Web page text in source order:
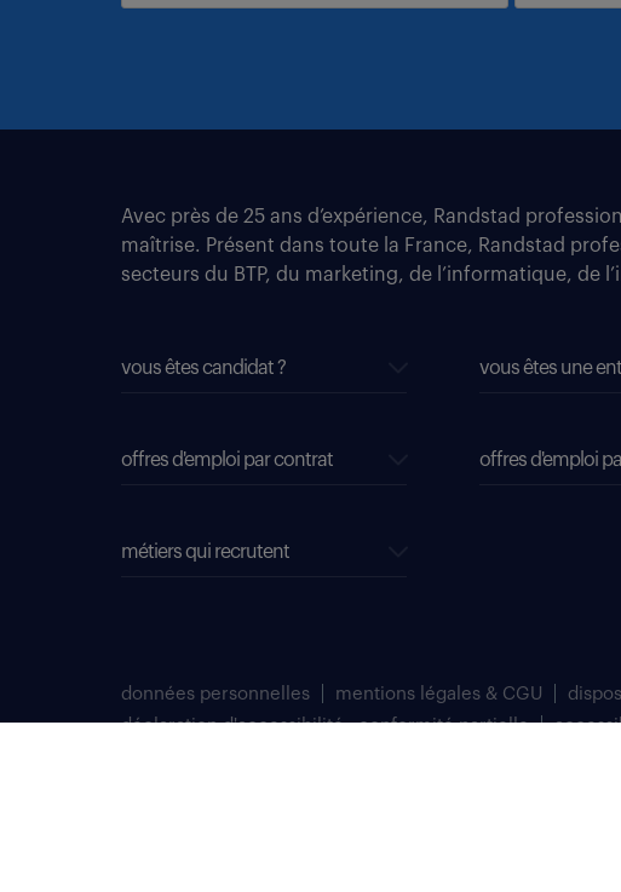
Avec près de 25 ans d’expérience, Randstad
maîtrise. Présent dans toute la France, Randstad
secteurs du BTP, du marketing, de l’informatique, de
vous êtes candidat ? vous êtes une
offres d'emploi par contrat offres d'emploi
métiers qui recrutent
données personnelles mentions légales & CGU
déclaration d'accessibilité : conformité partielle